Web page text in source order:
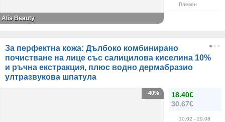
Плевен
Alis Beauty
За перфектна кожа: Дълбоко комбинирано
почистване на лице със салицилова киселина 10%
и ръчна екстракция, плюс водно дермабразио
ултразвукова шпатула
18.40€
30.67€
10.02 - 29.08
-40%